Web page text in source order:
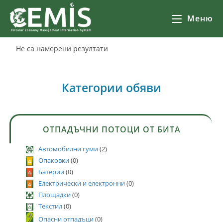
Меню
Не са намерени резултати
Категории обяви
ОТПАДЪЧНИ ПОТОЦИ ОТ БИТА
Автомобилни гуми(2)
Опаковки(0)
Батерии(0)
Електрически и електронни(0)
Площадки(0)
Текстил(0)
Опасни отпадъци(0)